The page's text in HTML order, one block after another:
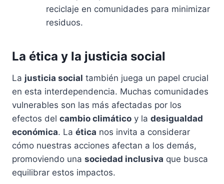
reciclaje en comunidades para minimizar
residuos.
La ética y la justicia social
La justicia social también juega un papel crucial
en esta interdependencia. Muchas comunidades
vulnerables son las más afectadas por los
efectos del cambio climático y la desigualdad
económica. La ética nos invita a considerar
cómo nuestras acciones afectan a los demás,
promoviendo una sociedad inclusiva que busca
equilibrar estos impactos.